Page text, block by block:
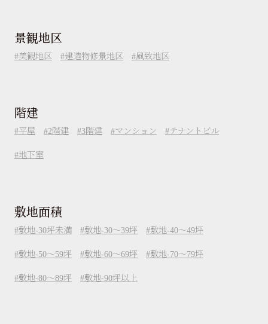
景観地区
美観地区 建造物修景地区 風致地区
階建
平屋 2階建 3階建 マンション テナントビル
地下室
敷地面積
敷地-30坪未満 敷地-30～39坪 敷地-40～49坪
敷地-50～59坪 敷地-60～69坪 敷地-70～79坪
敷地-80～89坪 敷地-90坪以上